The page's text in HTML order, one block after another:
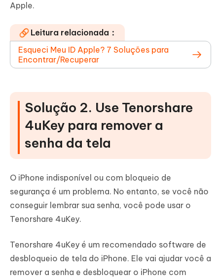
Apple.
Leitura relacionada：
Esqueci Meu ID Apple? 7 Soluções para
Encontrar/Recuperar
Solução 2. Use Tenorshare
4uKey para remover a
senha da tela
O iPhone indisponível ou com bloqueio de
segurança é um problema. No entanto, se você não
conseguir lembrar sua senha, você pode usar o
Tenorshare 4uKey.
Tenorshare 4uKey é um recomendado software de
desbloqueio de tela do iPhone. Ele vai ajudar você a
remover a senha e desbloquear o iPhone com